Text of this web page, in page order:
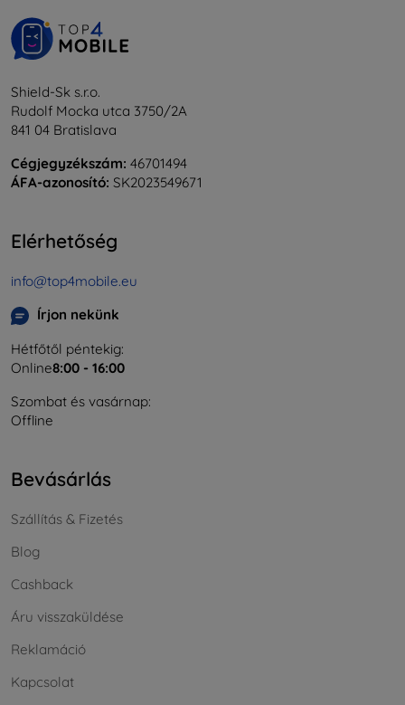
Shield-Sk s.r.o.
Rudolf Mocka utca 3750/2A
841 04 Bratislava
Cégjegyzékszám: 46701494
ÁFA-azonosító: SK2023549671
Elérhetőség
info@top4mobile.eu
Írjon nekünk
Hétfőtől péntekig:
Online8:00 - 16:00
Szombat és vasárnap:
Offline
Bevásárlás
Szállítás & Fizetés
Blog
Cashback
Áru visszaküldése
Reklamáció
Kapcsolat